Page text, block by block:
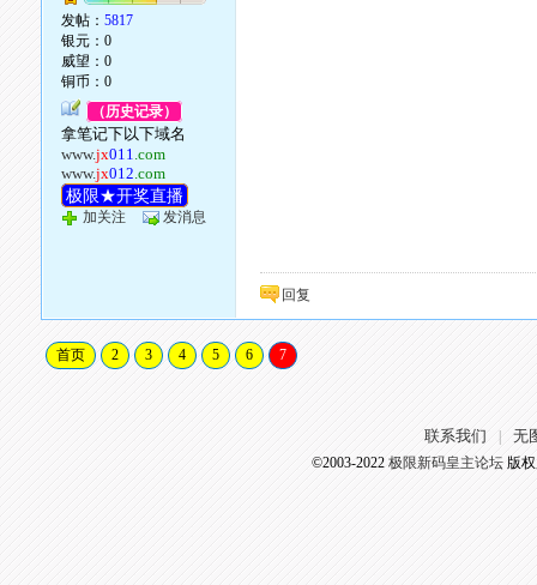
发帖：5817
银元：0
威望：0
铜币：0
（历史记录）
拿笔记下以下域名
www.jx011.com
www.jx012.com
极限★开奖直播
加关注 发消息
回复
首页 2 3 4 5 6 7
联系我们 无
©2003-2022 极限新码皇主论坛版权